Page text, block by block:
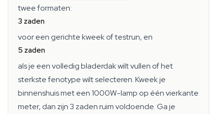
twee formaten:
3 zaden
voor een gerichte kweek of testrun, en
5 zaden
als je een volledig bladerdak wilt vullen of het
sterkste fenotype wilt selecteren. Kweek je
binnenshuis met een 1000W-lamp op één vierkante
meter, dan zijn 3 zaden ruim voldoende. Ga je